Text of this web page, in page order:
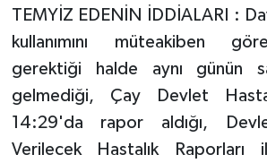
TEMYİZ EDENİN İDDİALARI :
kullanımını müteakiben
gerektiği halde aynı günün
gelmediği, Çay Devlet
14:29'da rapor aldığı,
Verilecek Hastalık Raporları